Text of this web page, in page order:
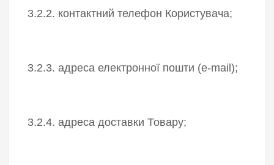
3.2.2. контактний телефон Користувача;
3.2.3. адреса електронної пошти (e-mail);
3.2.4. адреса доставки Товару;